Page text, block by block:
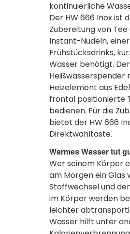
kontinuierliche
Der HW 666 Inox ist
Zubereitung von
Instant-Nudeln,
Frühstücksdrinks,
Wasser benötigt.
Heizelement aus
frontal positionierte
bedienen. Für die
bietet der HW 666
Direktwahltaste.
Warmes Wasser tut
Wer seinem Körper
am Morgen ein Glas
Stoffwechsel und
im Körper werden
leichter
Wasser hilft unter